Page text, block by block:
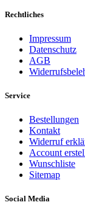
Rechtliches
Impressum
Datenschutz
AGB
Service
Bestellungen
Kontakt
Widerruf
Account
Wunschliste
Sitemap
Social Media